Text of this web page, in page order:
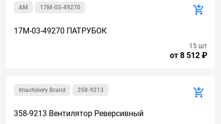
17M-03-49270
AM
17M-03-49270 ПАТРУБОК
от 8 512 ₽
15 шт
358-9213
Imachinery Brand
358-9213 Вентилятор Реверсивный